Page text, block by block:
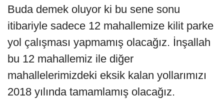
Buda demek oluyor ki bu sene sonu
itibariyle sadece 12 mahallemize kilit parke
yol çalışması yapmamış olacağız. İnşallah
bu 12 mahallemiz ile diğer
mahallelerimizdeki eksik kalan yollarımızı
2018 yılında tamamlamış olacağız.